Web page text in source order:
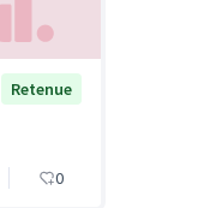
Retenue
0